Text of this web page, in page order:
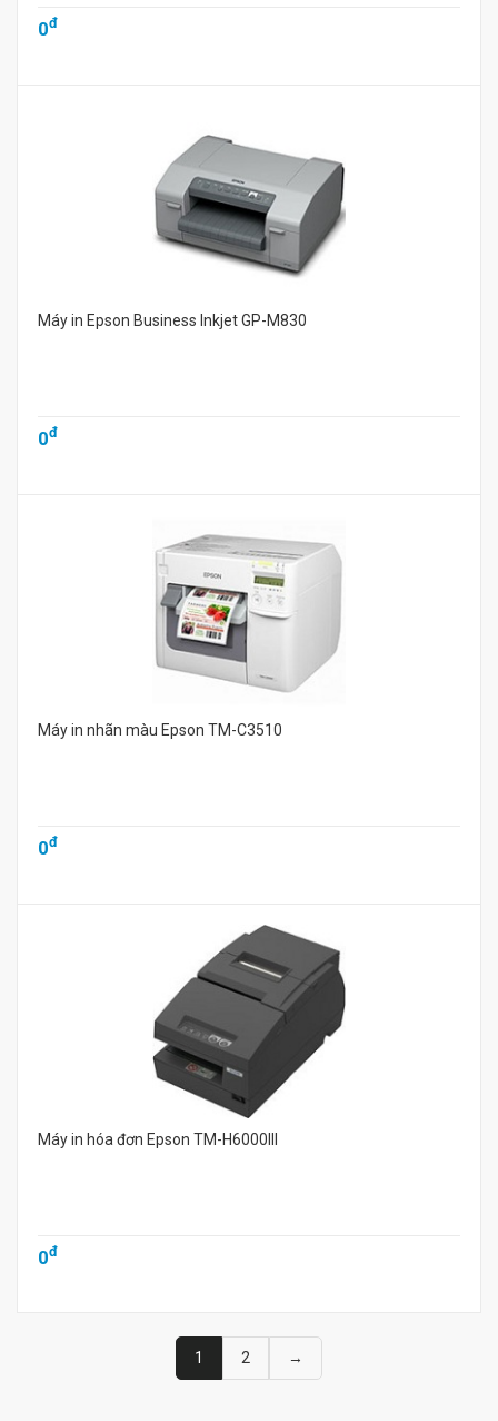
0đ
Máy in Epson Business Inkjet GP-M830
0đ
Máy in nhãn màu Epson TM-C3510
0đ
Máy in hóa đơn Epson TM-H6000III
0đ
1 2 →